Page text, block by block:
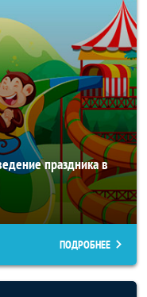
праздника в
ПОДРОБНЕЕ